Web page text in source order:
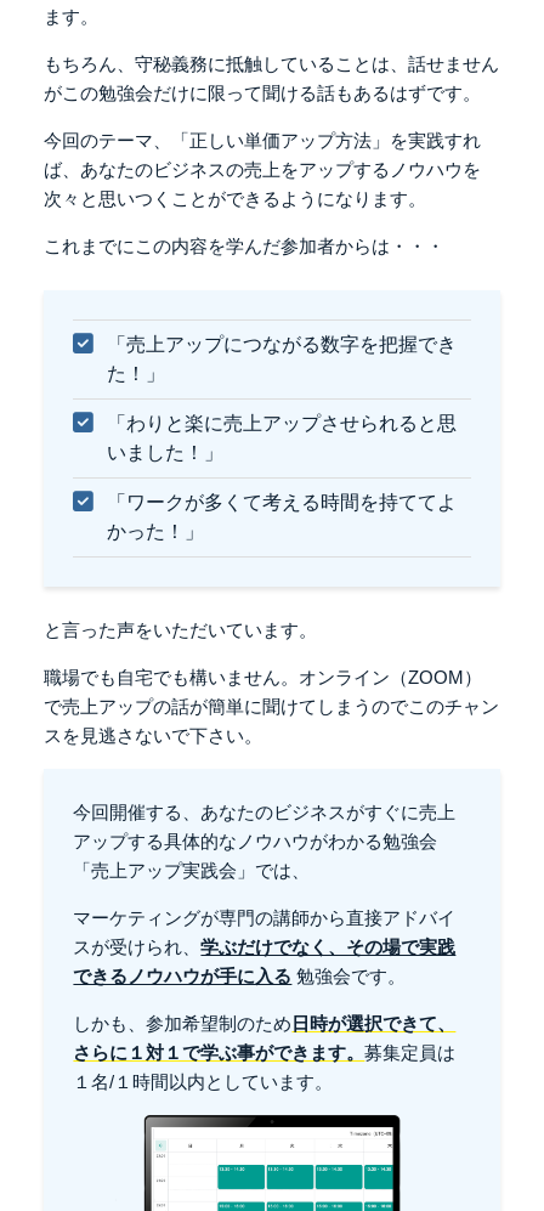
ます。
もちろん、守秘義務に抵触していることは、話せません
がこの勉強会だけに限って聞ける話もあるはずです。
今回のテーマ、「正しい単価アップ方法」を実践すれ
ば、 あなたのビジネスの売上をアップするノウハウを
次々と思いつくことができるようになります。
これまでにこの内容を学んだ参加者からは・・・
「売上アップにつながる数字を把握でき
た！」
「わりと楽に売上アップさせられると思
いました！」
「ワークが多くて考える時間を持ててよ
かった！」
と言った声をいただいています。
職場でも自宅でも構いません。 オンライン（ZOOM）
で売上アップの話が簡単に聞けてしまうのでこのチャン
スを見逃さないで下さい。
今回開催する、あなたのビジネスがすぐに売上
アップする具体的なノウハウがわかる勉強会
「売上アップ実践会」では、
マーケティングが専門の講師から直接アドバイ
スが受けられ、学ぶだけでなく、その場で実践
できるノウハウが手に入る 勉強会です。
しかも、参加希望制のため 日時が選択できて、
さらに１対１で学ぶ事ができます。募集定員は
１名/１時間以内としています。